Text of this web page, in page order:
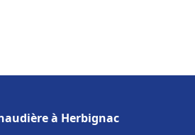
à Herbignac